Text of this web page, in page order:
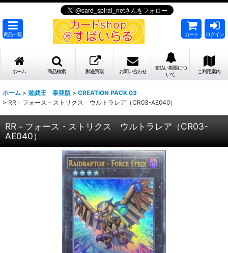
商品一覧 カート ログイン
ホーム 商品検索 郵送買取 お問い合わせ
支払い期限につ
いて
ご利用案内
ホーム > 遊戯王 泰亜版 > CREATION PACK 03
> RR－フォース・ストリクス ウルトラレア（CR03-AE040）
RR－フォース・ストリクス ウルトラレア（CR03-
AE040）